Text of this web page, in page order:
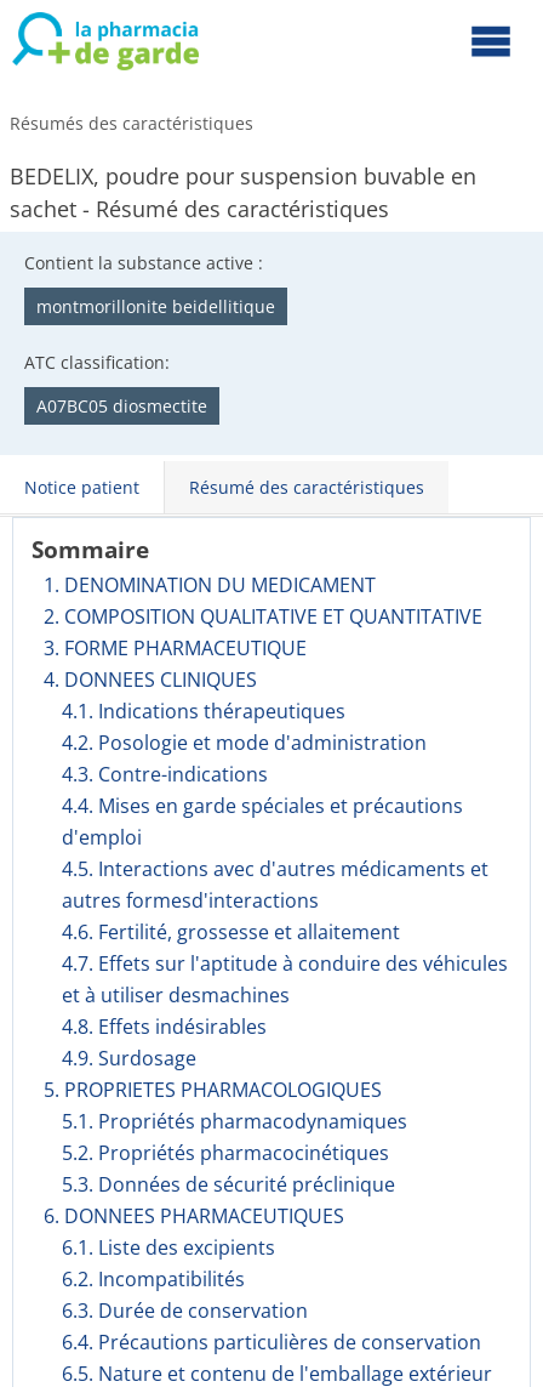
Résumés des caractéristiques
BEDELIX, poudre pour suspension buvable en
sachet - Résumé des caractéristiques
Contient la substance active :
montmorillonite beidellitique
ATC classification:
A07BC05 diosmectite
Notice patient Résumé des caractéristiques
Sommaire
1. DENOMINATION DU MEDICAMENT
2. COMPOSITION QUALITATIVE ET QUANTITATIVE
3. FORME PHARMACEUTIQUE
4. DONNEES CLINIQUES
4.1. Indications thérapeutiques
4.2. Posologie et mode d'administration
4.3. Contre-indications
4.4. Mises en garde spéciales et précautions
d'emploi
4.5. Interactions avec d'autres médicaments et
autres formesd'interactions
4.6. Fertilité, grossesse et allaitement
4.7. Effets sur l'aptitude à conduire des véhicules
et à utiliser desmachines
4.8. Effets indésirables
4.9. Surdosage
5. PROPRIETES PHARMACOLOGIQUES
5.1. Propriétés pharmacodynami­ques
5.2. Propriétés pharmacocinéti­ques
5.3. Données de sécurité préclinique
6. DONNEES PHARMACEUTIQUES
6.1. Liste des excipients
6.2. Incompati­bilités
6.3. Durée de conservation
6.4. Précautions particulières de conservation
6.5. Nature et contenu de l'emballage extérieur